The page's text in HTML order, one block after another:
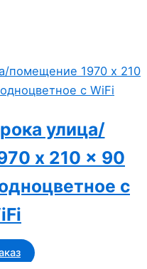
улица/
x 210 x 90
с